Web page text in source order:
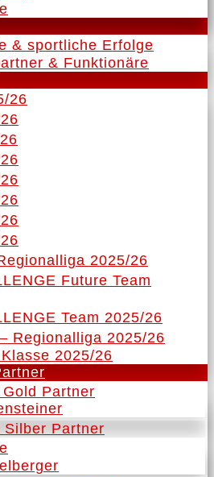
& sportliche Erfolge
& Funktionäre
26
2025/26
Future Team
Team 2025/26
Regionalliga 2025/26
2025/26
Partner
Silber Partner